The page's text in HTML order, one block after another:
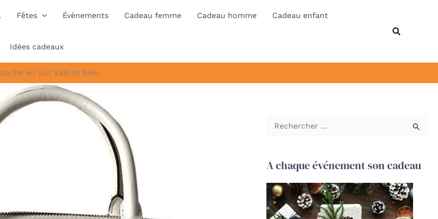
Fêtes Évènements Cadeau femme Cadeau homme Cadeau enfant
Idées cadeaux
en cuir kaki et bleu
c
e
r
A chaque événement son cadeau